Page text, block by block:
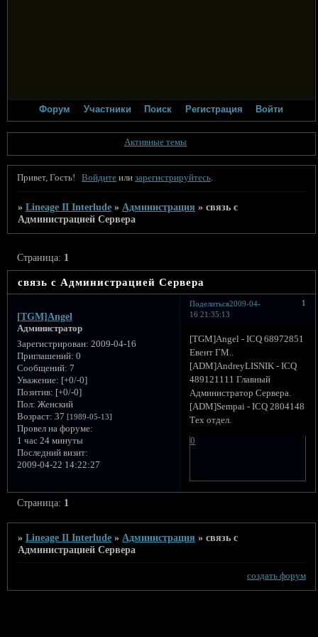
Форум Участники Поиск Регистрация Войти
Активные темы
Привет, Гость! Войдите илизарегистрируйтесь.
»Lineage II Interlude » Администрация »связь с
Администрацией Сервера
связь с Администрацией Сервера
Страница: 1
Поделиться 1
2009-04-
16 21:35:13
[TGM]Angel
Администратор
Зарегистрирован: 2009-04-16
Приглашений: 0
Сообщений: 7
Уважение: [+0/-0]
Позитив: [+0/-0]
Пол: Женский
Возраст: 37 [1989-05-13]
Провел на форуме:
1 час 24 минуты
Последний визит:
2009-04-22 14:22:27
[TGM]Angel - ICQ 68972851
Евент ГМ..
[ADM]AndreyLISNIK - ICQ
489121111 Главный
Администратор Сервера.
[ADM]Sempai - ICQ 2804148
Тех отдел.
0
Страница: 1
»Lineage II Interlude » Администрация »связь с
Администрацией Сервера
создать форум